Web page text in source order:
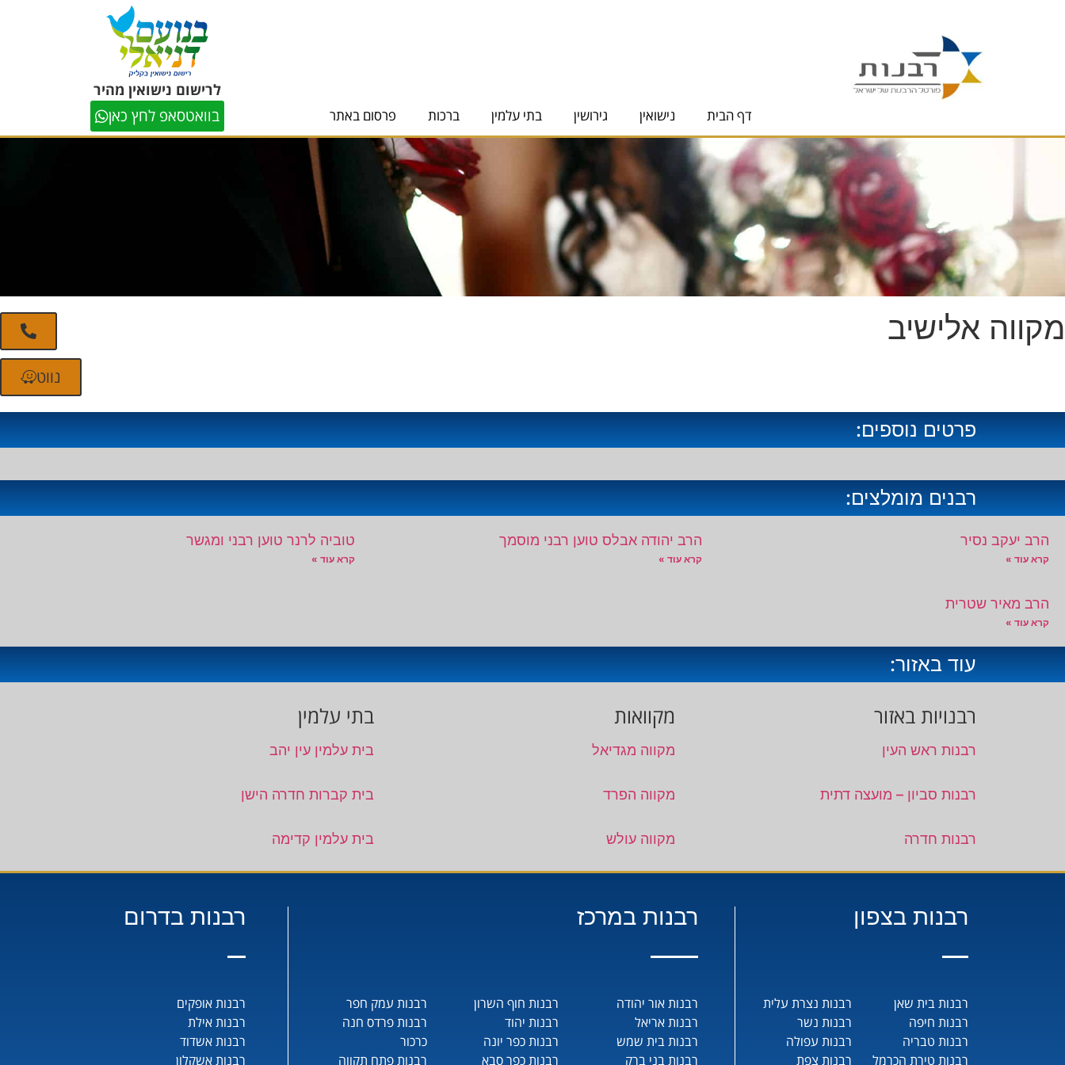
דף הבית נישואין גירושין בתי עלמין ברכות פרסום באתר
לרישום נישואין מהיר
בוואטסאפ לחץ כאן
מקווה אלישיב
נווט
פרטים נוספים:
רבנים מומלצים:
הרב יעקב נסיר
קרא עוד »
הרב יהודה אבלס טוען רבני מוסמך
קרא עוד »
טוביה לרנר טוען רבני ומגשר
קרא עוד »
הרב מאיר שטרית
קרא עוד »
עוד באזור:
רבנויות באזור
רבנות ראש העין
רבנות סביון – מועצה דתית
רבנות חדרה
מקוואות
מקווה מגדיאל
מקווה הפרד
מקווה עולש
בתי עלמין
בית עלמין עין יהב
בית קברות חדרה הישן
בית עלמין קדימה
רבנות בצפון
רבנות בית שאן
רבנות חיפה
רבנות טבריה
רבנות טירת הכרמל
רבנות נצרת עלית
רבנות נשר
רבנות עפולה
רבנות צפת
רבנות במרכז
רבנות אור יהודה
רבנות אריאל
רבנות בית שמש
רבנות בני ברק
רבנות חוף השרון
רבנות יהוד
רבנות כפר יונה
רבנות כפר סבא
רבנות עמק חפר
רבנות פרדס חנה
כרכור
רבנות פתח תקווה
רבנות בדרום
רבנות אופקים
רבנות אילת
רבנות אשדוד
רבנות אשקלון